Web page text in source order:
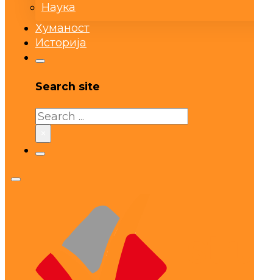
Наука
Хуманост
Историја
Search site
Search